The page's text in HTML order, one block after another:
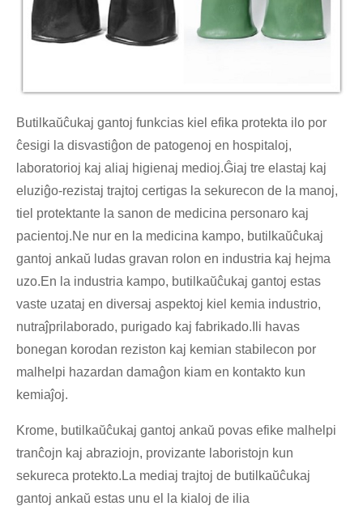
Butilkaŭĉukaj gantoj funkcias kiel efika protekta ilo por
ĉesigi la disvastiĝon de patogenoj en hospitaloj,
laboratorioj kaj aliaj higienaj medioj.Ĝiaj tre elastaj kaj
eluziĝo-rezistaj trajtoj certigas la sekurecon de la manoj,
tiel protektante la sanon de medicina personaro kaj
pacientoj.Ne nur en la medicina kampo, butilkaŭĉukaj
gantoj ankaŭ ludas gravan rolon en industria kaj hejma
uzo.En la industria kampo, butilkaŭĉukaj gantoj estas
vaste uzataj en diversaj aspektoj kiel kemia industrio,
nutraĵprilaborado, purigado kaj fabrikado.Ili havas
bonegan korodan reziston kaj kemian stabilecon por
malhelpi hazardan damaĝon kiam en kontakto kun
kemiaĵoj.
Krome, butilkaŭĉukaj gantoj ankaŭ povas efike malhelpi
tranĉojn kaj abraziojn, provizante laboristojn kun
sekureca protekto.La mediaj trajtoj de butilkaŭĉukaj
gantoj ankaŭ estas unu el la kialoj de ilia